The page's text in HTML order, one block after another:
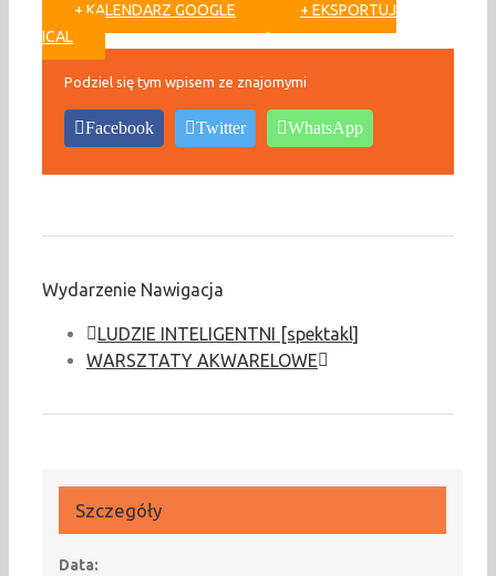
+ KALENDARZ GOOGLE
+ EKSPORTUJ
ICAL
Podziel się tym wpisem ze znajomymi
Facebook Twitter WhatsApp
Wydarzenie Nawigacja
LUDZIE INTELIGENTNI [spektakl]
WARSZTATY AKWARELOWE
Szczegóły
Data: